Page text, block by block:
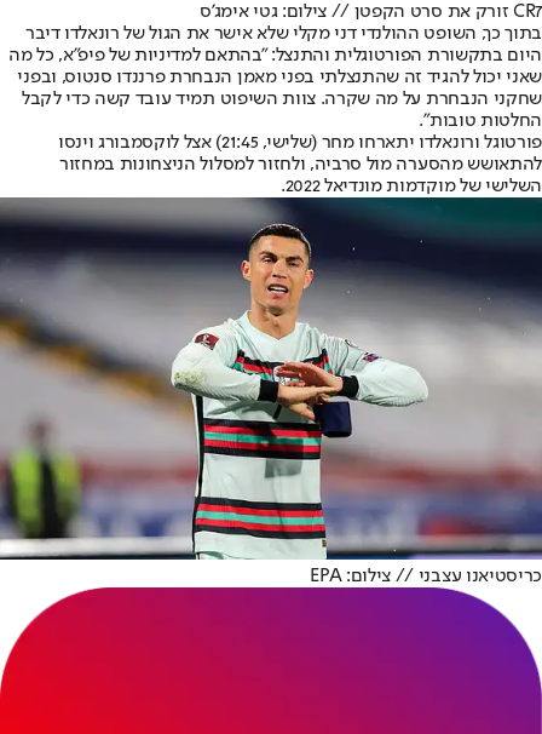
CR7 זורק את סרט הקפטן // צילום: גטי אימג'ס
בתוך כך, השופט ההולנדי דני מקלי שלא אישר את הגול של רונאלדו דיבר
היום בתקשורת הפורטוגלית והתנצל: "בהתאם למדיניות של פיפ"א, כל מה
שאני יכול להגיד זה שהתנצלתי בפני מאמן הנבחרת פרננדו סנטוס, ובפני
שחקני הנבחרת על מה שקרה. צוות השיפוט תמיד עובד קשה כדי לקבל
החלטות טובות".
פורטוגל ורונאלדו יתארחו מחר (שלישי, 21:45) אצל לוקסמבורג וינסו
להתאושש מהסערה מול סרביה, ולחזור למסלול הניצחונות במחזור
השלישי של מוקדמות מונדיאל 2022.
כריסטיאנו עצבני // צילום: EPA